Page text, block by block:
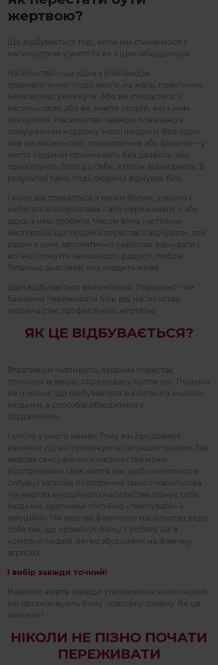
жертвою?
Що відбувається тоді, коли ми стикаємося з
насильством у житті та як з цим обходимося.
Насильство – це одна з різновидів
травматогенної події, якого, на жаль, практично
неможливо уникнути. Або ви стикаєтеся з
насильством, або ви знаєте людей, які з ним
зіткнулися. Насильство завжди пов’язано з
порушенням кордону іншої людини. Все одно,
яке це насильство, психологічне або фізичне – у
життя людини проникають без дозволу, або
прив’язують його до себе, а потім відкидають. В
результаті такої події людина відчуває біль.
І коли він стикається з таким болем, у нього є
небагата альтернатива – або переживати її, або
щось з нею зробити. Часом вона настільки
нестерпна, що людина перестає її відчувати, але
разом з цим, автоматично перестає відчувати і
всі інші почуття закоханості, радості, любові.
Тотальна анестезія, яка нищить живе.
Далі відбувається віктимізація. Парадокс – не
бажаючи переживати біль від насильства,
людина стає професійною жертвою.
ЯК ЦЕ ВІДБУВАЄТЬСЯ?
Втративши чутливість, людина перестає
помічати агресію, спрямовану проти неї. Людина
не помічає, що відбувається в контакті з іншими
людьми, а способів обходитися з
збудженням
і злістю у нього немає. Тому він продовжує
вчиняти дії, які провокують ситуацію травми. Так
жертва сексуального насильства може
підстроювати своє життя так, щоб опинятися в
ситуації загрози повторення такого насильства.
Чи жертва емоційного насильства оточує себе
людьми, здатними постійно «ґвалтувати» її
емоційно. Чи жертва фізичного насильства веде
себе так, що провокує бійку. І робить це в
компанії людей, легко збудливих на фізичну
агресію.
І вибір завжди точний!
Навколо жертв завжди утворюється коло людей,
які організовують йому повторну травму. Як це
змінити?
НІКОЛИ НЕ ПІЗНО ПОЧАТИ
ПЕРЕЖИВАТИ
КРИЗИ І ТРАВМИ
ЛІТЕРАТУРА
ПОЧУТТЯ
ПСИХОЛОГІЯ